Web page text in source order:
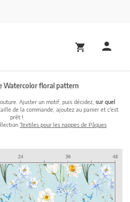
Watercolor floral pattern
Ajuster un motif, puis décidez, sur quel
de la commande, ajoutez au panier et c'est
prêt !
Textiles pour les nappes de Pâques